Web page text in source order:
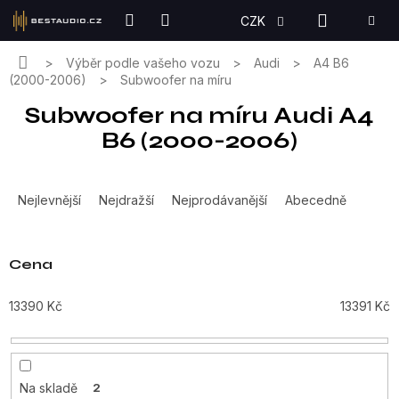
Přejít
obsah
CZK
KOŠÍK
DomůVýběr podle vašeho vozu Audi
A4 B6
(2000-2006)
Subwoofer na míru
Subwoofer na míru Audi A4
B6 (2000-2006)
a
n
í
r
o
d
u
Nejlevnější Nejdražší Nejprodávanější Abecedně
Cena
13390 Kč 13391 Kč
Na skladě 2